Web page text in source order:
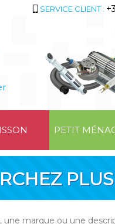
SERVICE CLIENT :
PETIT